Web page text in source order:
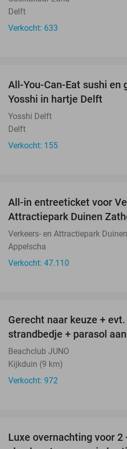
Delft
Verkocht: 633
All-You-Can-Eat sushi en
Yosshi in hartje Delft
Yosshi Delft
Delft
Verkocht: 155
All-in entreeticket voor
Attractiepark Duinen
Verkeers- en Attractiepark
Appelscha
Verkocht: 47.110
Gerecht naar keuze +
strandbedje + parasol
Beachclub JUNO
Kijkduin (9 km)
Verkocht: 972
Luxe overnachting voor